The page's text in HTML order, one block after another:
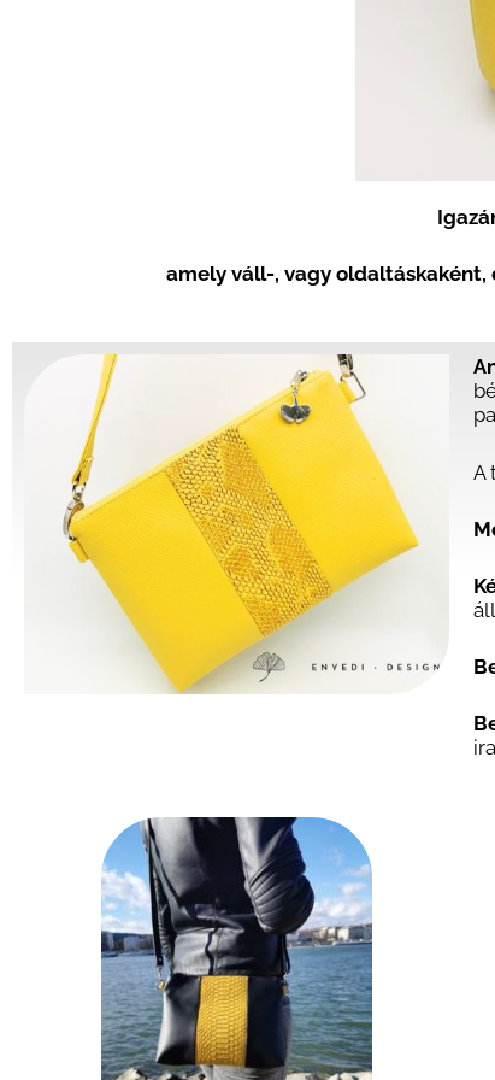
amely váll-, vagy oldaltáskaként,
A